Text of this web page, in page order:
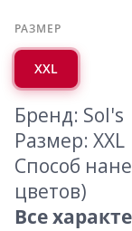
РАЗМЕР
XXL
Бренд: Sol's
Размер: XXL
Способ
цветов)
Все